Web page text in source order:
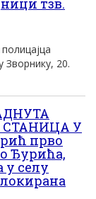
тзв.
Зворнику, 20.
У
прво
Ђурића,
у селу